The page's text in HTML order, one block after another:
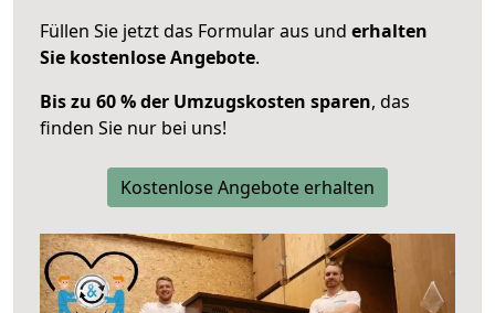
Füllen Sie jetzt das Formular aus und erhalten
Sie kostenlose Angebote.
Bis zu 60 % der Umzugskosten sparen, das
finden Sie nur bei uns!
Kostenlose Angebote erhalten